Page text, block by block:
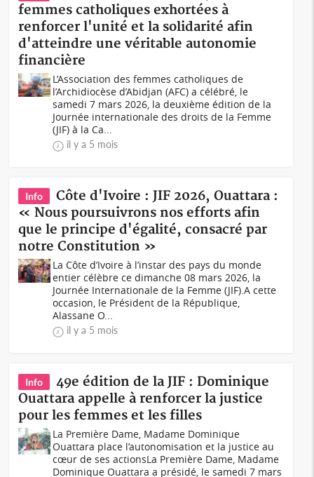
femmes catholiques exhortées à
renforcer l'unité et la solidarité afin
d'atteindre une véritable autonomie
financière
L’Association des femmes catholiques de
l’Archidiocèse d’Abidjan (AFC) a célébré, le
samedi 7 mars 2026, la deuxième édition de la
Journée internationale des droits de la Femme
(JIF) à la Ca...
il y a 5 mois
Info
Côte d'Ivoire : JIF 2026, Ouattara :
« Nous poursuivrons nos efforts afin
que le principe d'égalité, consacré par
notre Constitution »
La Côte d’Ivoire à l’instar des pays du monde
entier célèbre ce dimanche 08 mars 2026, la
Journée Internationale de la Femme (JIF).A cette
occasion, le Président de la République,
Alassane O...
il y a 5 mois
Info
49e édition de la JIF : Dominique
Ouattara appelle à renforcer la justice
pour les femmes et les filles
La Première Dame, Madame Dominique
Ouattara place l’autonomisation et la justice au
cœur de ses actionsLa Première Dame, Madame
Dominique Ouattara a présidé, le samedi 7 mars